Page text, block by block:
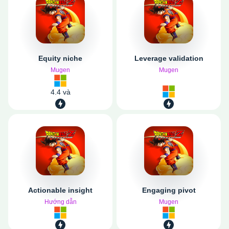
Equity niche
Mugen
4.4 và
Leverage validation
Mugen
Actionable insight
Hướng dẫn
Engaging pivot
Mugen